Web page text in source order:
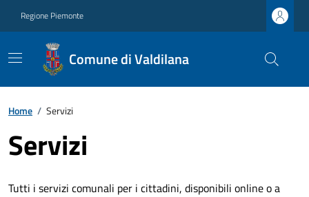
Regione Piemonte
Comune di Valdilana
Home / Servizi
Servizi
Tutti i servizi comunali per i cittadini, disponibili online o a